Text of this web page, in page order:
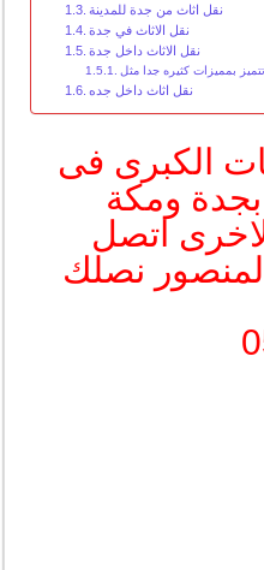
نقل اثاث من جدة للمدينة
نقل الاثاث في جدة
نقل الاثاث داخل جدة
نقل اثاث داخل جده
الكبرى فى
ومكة
اتصل
نصلك